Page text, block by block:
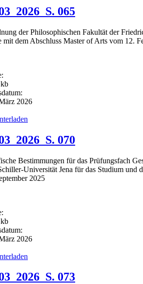
065
der Philosophischen Fakultät der
mit dem Abschluss Master of Arts vom 12.
2026
070
Bestimmungen für das Prüfungsfach
Universität Jena für das Studium und
2025
2026
073